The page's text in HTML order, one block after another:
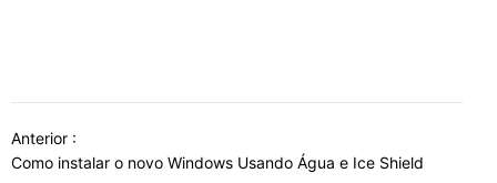
Anterior :
Como instalar o novo Windows Usando Água e Ice Shield